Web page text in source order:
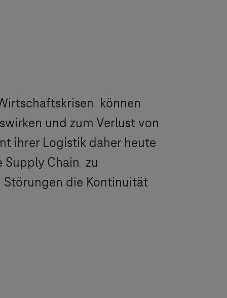
können
und zum Verlust von
ihrer Logistik daher heute
Supply Chain zu
Störungen die Kontinuität